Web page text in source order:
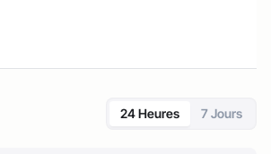
24 Heures 7 Jours